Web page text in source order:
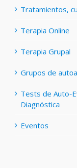
Tratamientos,
Terapia Online
Terapia Grupal
Grupos de
Tests de Auto-
Diagnóstica
Eventos